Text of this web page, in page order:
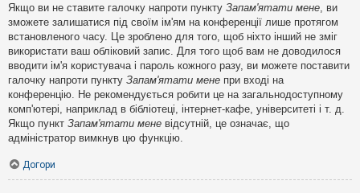
Якщо ви не ставите галочку напроти пункту Запам'ятати мене , ви
зможете залишатися під своїм ім'ям на конференції лише протягом
встановленого часу. Це зроблено для того, щоб ніхто інший не зміг
використати ваш обліковий запис. Для того щоб вам не доводилося
вводити ім'я користувача і пароль кожного разу, ви можете поставити
галочку напроти пункту Запам'ятати мене при вході на
конференцію. Не рекомендується робити це на загальнодоступному
комп'ютері, наприклад в бібліотеці, інтернет-кафе, університеті і т. д.
Якщо пункт Запам'ятати мене відсутній, це означає, що
адміністратор вимкнув цю функцію.
Догори